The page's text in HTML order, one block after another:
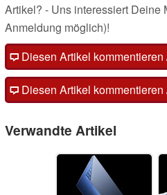
Artikel? - Uns interessiert Deine
Anmeldung möglich)!
Diesen Artikel kommentieren
Diesen Artikel kommentieren
Verwandte Artikel